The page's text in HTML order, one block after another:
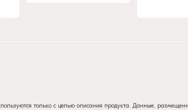
только с целью описания продукта. Данные,